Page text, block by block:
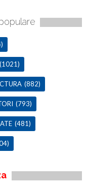
(1021)
(882)
(793)
(481)